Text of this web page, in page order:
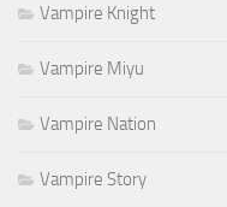
Vampire Knight
Vampire Miyu
Vampire Nation
Vampire Story